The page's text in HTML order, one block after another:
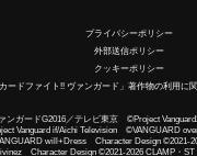
プライバシーポリシー
外部送信ポリシー
クッキーポリシー
カードファイト!! ヴァンガード」著作物の利用に
ガードG2016／テレビ東京 ©Project
Vanguard if/Aichi Television ©VANGUARD
will+Dress Character Design
Character Design ©2021-2026 CLAMP・